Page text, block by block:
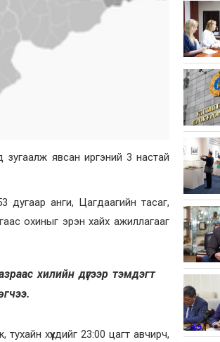
явсан иргэний 3 настай
дугаар анги, Цагдаагийн тасаг,
охиныг эрэн хайх ажиллагааг
хилийн дүгээр тэмдэгт
хүүхдийг 23:00 цагт авчирч,